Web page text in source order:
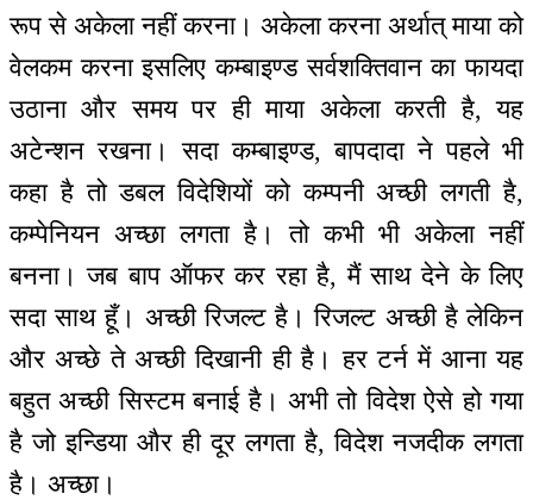
रूप से अकेला नहीं करना। अकेला करना अर्थात् माया को
वेलकम करना इसलिए कम्बाइण्ड सर्वशक्तिवान का फायदा
उठाना और समय पर ही माया अकेला करती है, यह
अटेन्शन रखना। सदा कम्बाइण्ड, बापदादा ने पहले भी
कहा है तो डबल विदेशियों को कम्पनी अच्छी लगती है,
कम्पेनियन अच्छा लगता है। तो कभी भी अकेला नहीं
बनना। जब बाप ऑफर कर रहा है, मैं साथ देने के लिए
सदा साथ हूँ। अच्छी रिजल्ट है। रिजल्ट अच्छी है लेकिन
और अच्छे ते अच्छी दिखानी ही है। हर टर्न में आना यह
बहुत अच्छी सिस्टम बनाई है। अभी तो विदेश ऐसे हो गया
है जो इन्डिया और ही दूर लगता है, विदेश नजदीक लगता
है। अच्छा।